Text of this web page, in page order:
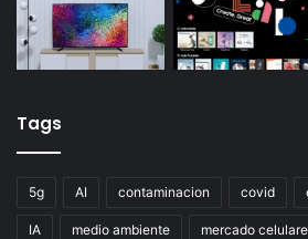
Tags
5g AI contaminacion covid
IA medio ambiente mercado